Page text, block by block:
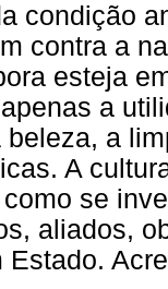
condição
contra a
esteja
a
beleza, a
A
se
aliados,